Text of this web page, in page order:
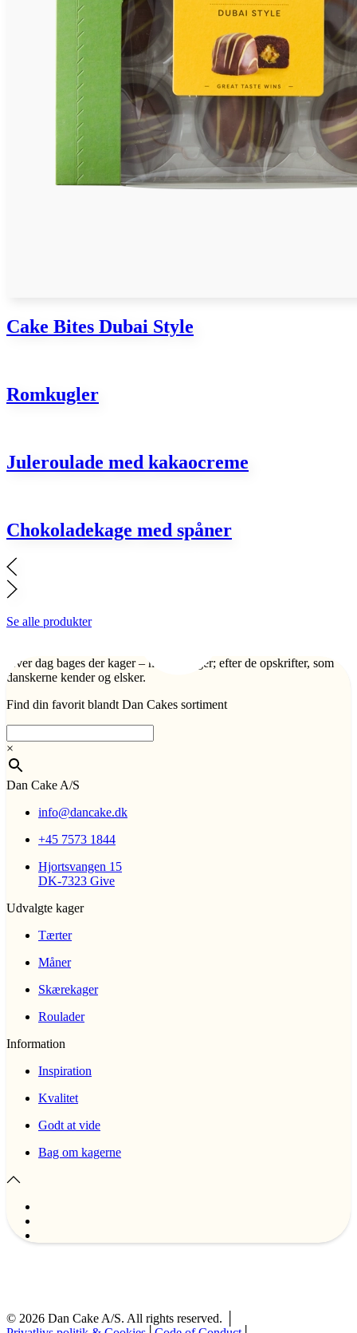
Cake Bites Dubai Style
Romkugler
Juleroulade med kakaocreme
Chokoladekage med spåner
Se alle produkter
Hver dag bages der kager – mange kager; efter de opskrifter, som
danskerne kender og elsker.
Find din favorit blandt Dan Cakes sortiment
×
Dan Cake A/S
info@dancake.dk
+45 7573 1844
Hjortsvangen 15
DK-7323 Give
Udvalgte kager
Tærter
Måner
Skærekager
Roulader
Information
Inspiration
Kvalitet
Godt at vide
Bag om kagerne
© 2026 Dan Cake A/S. All rights reserved. │